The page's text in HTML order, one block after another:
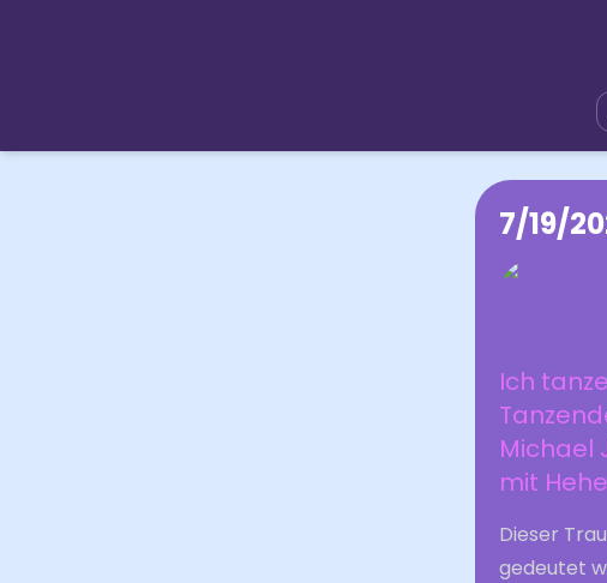
7/19/
Ich
Michael
mit
Dieser
gedeutet